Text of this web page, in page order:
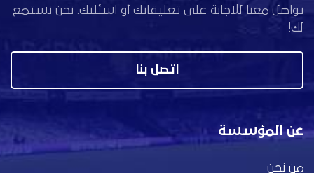
تواصل معنا للاجابة على تعليقاتك أو اسئلتك. نحن نستمع
لك!
اتصل بنا
عن المؤسسة
من نحن